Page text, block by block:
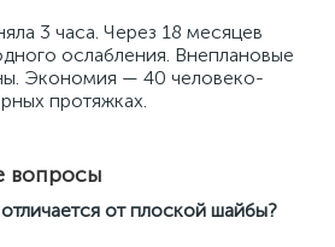
3 часа. Через 18 месяцев
ослабления. Внеплановые
Экономия — 40 человеко-
протяжках.
вопросы
от плоской шайбы?